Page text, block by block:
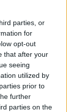
parties, or
for
opt-out
that after your
seeing
utilized by
prior to
further
parties on the
news